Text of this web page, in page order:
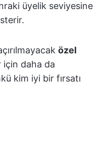
üyelik seviyesine
özel
daha da
kim iyi bir fırsatı